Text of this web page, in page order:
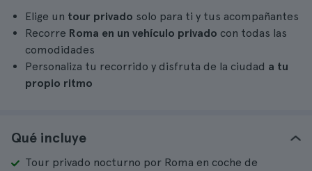
Elige un tour privado solo para ti y tus acompañantes
Recorre Roma en un vehículo privado con todas las
comodidades
Personaliza tu recorrido y disfruta de la ciudad a tu
propio ritmo
Qué incluye
Tour privado nocturno por Roma en coche de